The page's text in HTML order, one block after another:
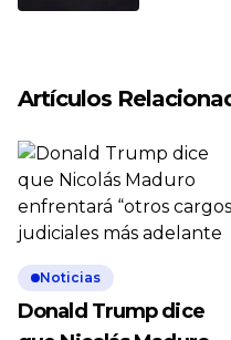
Artículos
Noticias
Donald Trump dice